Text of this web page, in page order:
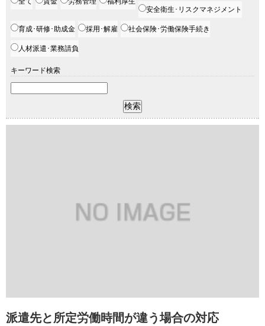
安全衛生･リスクマネジメント
育成･研修･助成金 採用･解雇 社会保険･労働保険手続き
人材派遣･業務請負
キーワード検索
派遣先と所定労働時間が違う場合の対応